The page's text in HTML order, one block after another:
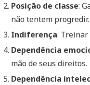
Posição de classe:
não tentem progredir.
Indiferença: Treinar
Dependência
mão de seus direitos.
Dependência